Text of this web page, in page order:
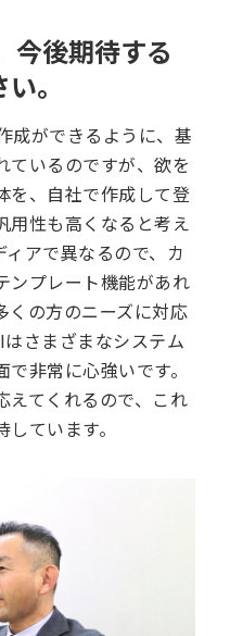
今後期待する
。
成ができるように、基
ているのですが、欲を
を、自社で作成して登
用性も高くなると考え
アで異なるので、カ
ンプレート機能があれ
くの方のニーズに対応
さまざまなシステム
非常に心強いです。
えてくれるので、これ
ています。